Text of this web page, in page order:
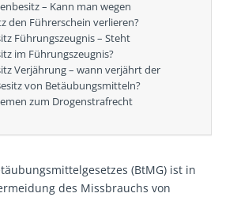
– Kann man wegen
den Führerschein verlieren?
Führungszeugnis – Steht
im Führungszeugnis?
Verjährung – wann verjährt der
von Betäubungsmitteln?
zum Drogenstrafrecht
(BtMG) ist in
des Missbrauchs von